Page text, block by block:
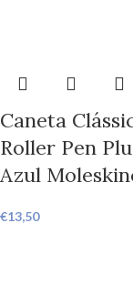
Caneta
Roller Pen
Azul
€13,50